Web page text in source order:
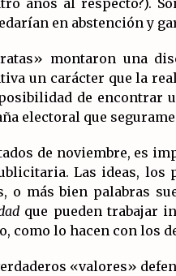
años al respecto?).
en abstención y
montaron una
un carácter que la
de encontrar
electoral que
de noviembre, es
Las ideas,
o más bien palabras
que pueden trabajar
como lo hacen con los
«valores»